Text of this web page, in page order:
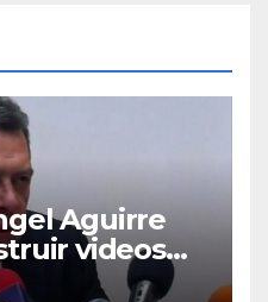
Aguirre
videos